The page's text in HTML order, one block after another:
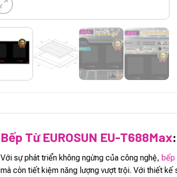
Bếp Từ EUROSUN EU-T688Max
Với sự phát triển không ngừng của công nghệ,
mà còn tiết kiệm năng lượng vượt trội. Với thiết kế